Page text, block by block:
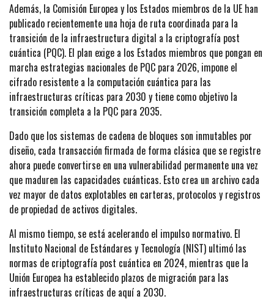
Además, la Comisión Europea y los Estados miembros de la UE han
publicado recientemente una hoja de ruta coordinada para la
transición de la infraestructura digital a la criptografía post
cuántica (PQC). El plan exige a los Estados miembros que pongan en
marcha estrategias nacionales de PQC para 2026, impone el
cifrado resistente a la computación cuántica para las
infraestructuras críticas para 2030 y tiene como objetivo la
transición completa a la PQC para 2035.
Dado que los sistemas de cadena de bloques son inmutables por
diseño, cada transacción firmada de forma clásica que se registre
ahora puede convertirse en una vulnerabilidad permanente una vez
que maduren las capacidades cuánticas. Esto crea un archivo cada
vez mayor de datos explotables en carteras, protocolos y registros
de propiedad de activos digitales.
Al mismo tiempo, se está acelerando el impulso normativo. El
Instituto Nacional de Estándares y Tecnología (NIST) ultimó las
normas de criptografía post cuántica en 2024, mientras que la
Unión Europea ha establecido plazos de migración para las
infraestructuras críticas de aquí a 2030.